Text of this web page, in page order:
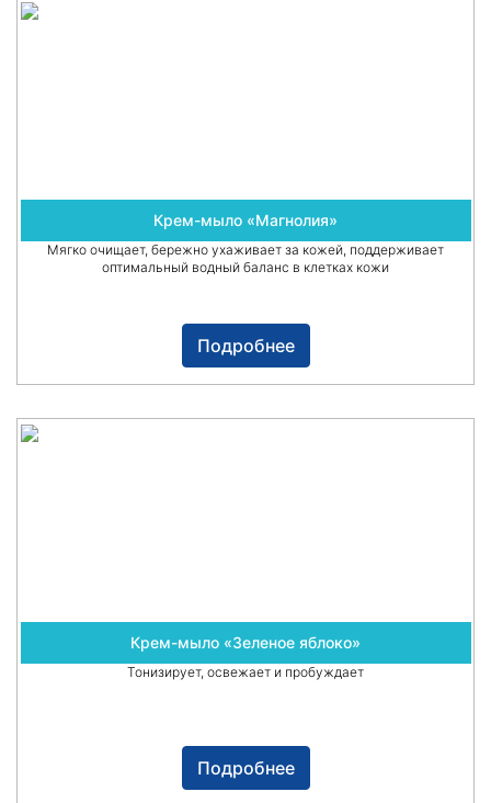
Крем-мыло «Магнолия»
Мягко очищает, бережно ухаживает за кожей, поддерживает
оптимальный водный баланс в клетках кожи
Подробнее
Крем-мыло «Зеленое яблоко»
Тонизирует, освежает и пробуждает
Подробнее